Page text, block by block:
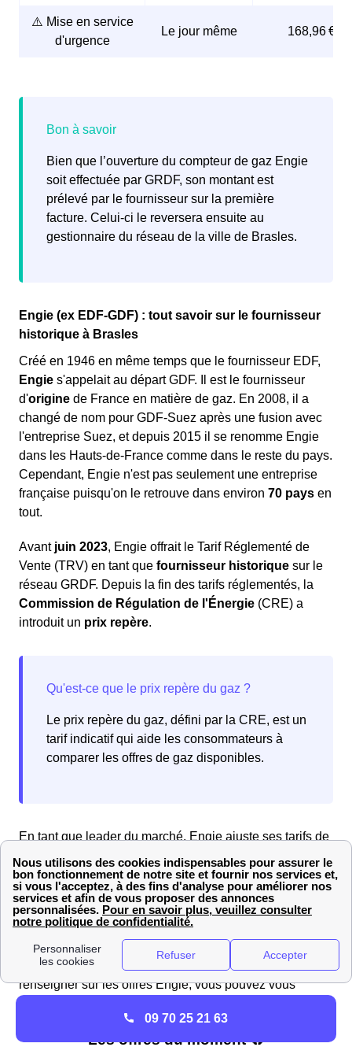
compteur de gaz.
Engie ou le fournisseur choisi se chargera alors de
⚠️ Mise en service
d'urgence
Le jour même 168,96 €
Bien que l’ouverture du compteur de gaz Engie
soit effectuée par GRDF, son montant est
prélevé par le fournisseur sur la première
facture. Celui-ci le reversera ensuite au
gestionnaire du réseau de la ville de Brasles.
Engie (ex EDF-GDF) : tout savoir sur le fournisseur
historique à Brasles
Créé en 1946 en même temps que le fournisseur EDF,
Engie s'appelait au départ GDF. Il est le fournisseur
d'origine de France en matière de gaz. En 2008, il a
changé de nom pour GDF-Suez après une fusion avec
l'entreprise Suez, et depuis 2015 il se renomme Engie
dans les Hauts-de-France comme dans le reste du pays.
Cependant, Engie n'est pas seulement une entreprise
française puisqu'on le retrouve dans environ 70 pays en
tout.
Avant juin 2023, Engie offrait le Tarif Réglementé de
Vente (TRV) en tant que fournisseur historique sur le
réseau GRDF. Depuis la fin des tarifs réglementés, la
Commission de Régulation de l'Énergie (CRE) a
introduit un prix repère.
Le prix repère du gaz, défini par la CRE, est un
tarif indicatif qui aide les consommateurs à
comparer les offres de gaz disponibles.
En tant que leader du marché, Engie ajuste ses tarifs de
gaz en accord avec les
prix repères
. Les tarifs proposés
par Engie varient selon lescoûts de distribution, les
fluctuations du marché de gros, et leszones
tarifaires.
Si vous habitez à Brasles et que vous voulez vous
renseigner sur les offres Engie, vous pouvez vous
09 70 25 21 63